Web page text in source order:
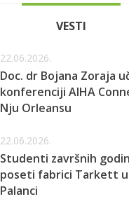
VESTI
22.06.2026.
Doc. dr Bojana Zoraja
konferenciji AIHA
Nju Orleansu
22.06.2026.
Studenti završnih
poseti fabrici Tarkett u
Palanci